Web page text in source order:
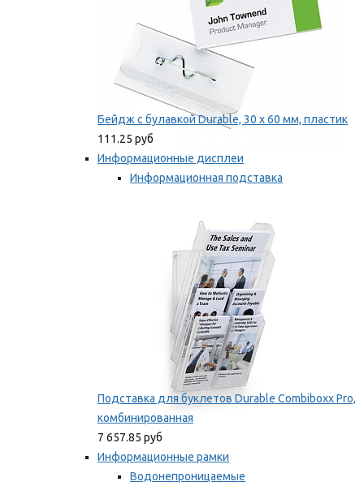
Бейдж с булавкой Durable, 30 х 60 мм, пластик
111.25 руб
Информационные дисплеи
Информационная подставка
Подставка для буклетов Durable Combiboxx Pro,
комбинированная
7 657.85 руб
Информационные рамки
Водонепроницаемые